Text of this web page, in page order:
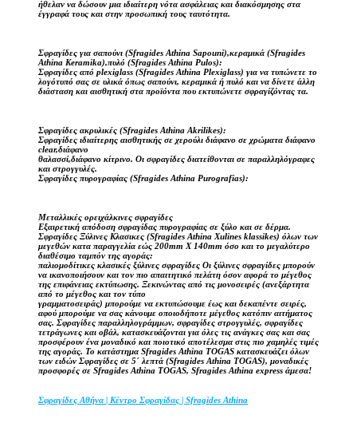
ήθελαν να δώσουν μια ιδιαίτερη νότα ασφάλειας και διακόσμησης στα
έγγραφά τους και στην προσωπική τους ταυτότητα.
Σφραγίδες για σαπούνι (Sfragides Athina Sapouni),κεραμικά (Sfragides
Athina Keramika),πυλό (Sfragides Athina Pulos):
Σφραγίδες από plexiglass (Sfragides Athina Plexiglass) για να τυπώνετε το
λογότυπό σας σε υλικά όπως σαπούνι, κεραμικά ή πυλό και να δίνετε άλλη
διάσταση και αισθητική στα προϊόντα που εκτυπώνετε σφραγίζόντας τα.
Σφραγίδες ακρυλικές (Sfragides Athina Akrilikes):
Σφραγίδες ιδιαίτερης αισθητικής σε χερούλι διάφανο σε χρώματα διάφανο
clear,διάφανο
θαλασσί,διάφανο κίτρινο. Οι σφραγίδες διατείθονται σε παραλληλόγραφες
και στρογγυλές.
Σφραγίδες πυρογραφίας (Sfragides Athina Purografias):
Μεταλλικές ορειχάλκινες σφραγίδες
Εξαιρετική απόδοση σφραγίδας πυρογραφίας σε ξύλο και σε δέρμα.
Σφραγίδες Ξύλινες Κλασικες (Sfragides Athina Xulines klassikes) όλων των
μεγεθών κατα παραγγελία εώς 200mm X 140mm όσο και το μεγαλύτερο
διαθέσιμο ταμπόν της αγοράς:
παλιομοδίτικες κλασικές ξύλινες σφραγίδες Οι ξύλινες σφραγίδες μπορούν
να ικανοποιήσουν και τον πιο απαιτητικό πελάτη όσον αφορά το μέγεθος
της επιφάνειας εκτύπωσης. Ξεκινώντας από τις μονοσειρές (ανεξάρτητα
από το μέγεθος και τον τύπο
γραμματοσειράς) μπορούμε να εκτυπώσουμε έως και δεκαπέντε σειρές,
αφού μπορούμε να σας κάνουμε οποιοδήποτε μέγεθος κατόπιν αιτήματος
σας. Σφραγίδες παραλληλογράμμων, σφραγίδες στρογγυλές, σφραγίδες
τετράγωνες και οβάλ, κατασκευάζονται για όλες τις ανάγκες σας και σας
προσφέρουν ένα μοναδικό και ποιοτικό αποτέλεσμα στις πιο χαμηλές τιμές
της αγοράς. Το κατάστημα Sfragides Athina TOGAS κατασκευάζει όλων
των ειδών Σφραγίδες σε 5΄ λεπτά (Sfragides Athina TOGAS), μοναδικές
προσφορές σε Sfragides Athina TOGAS, Sfragides Athina express άμεσα!
Σφραγίδες Αθήνα | Κέντρο Σφραγίδας | Sfragides Athina